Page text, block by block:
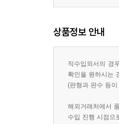
상품정보 안내
직수입외서의 경
확인을 원하시는
(판형과 판수 등
해외거래처에서
수입 진행 시점으